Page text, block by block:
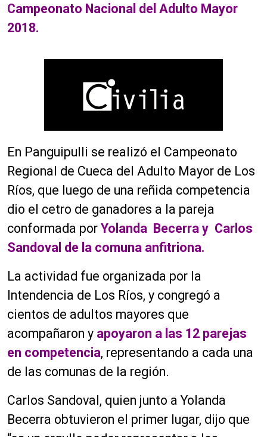
Campeonato Nacional del Adulto Mayor
2018.
En Panguipulli se realizó el Campeonato
Regional de Cueca del Adulto Mayor de Los
Ríos, que luego de una reñida competencia
dio el cetro de ganadores a la pareja
conformada por Yolanda Becerra y Carlos
Sandoval de la comuna anfitriona.
La actividad fue organizada por la
Intendencia de Los Ríos, y congregó a
cientos de adultos mayores que
acompañaron y apoyaron a las 12 parejas
en competencia, representando a cada una
de las comunas de la región.
Carlos Sandoval, quien junto a Yolanda
Becerra obtuvieron el primer lugar, dijo que